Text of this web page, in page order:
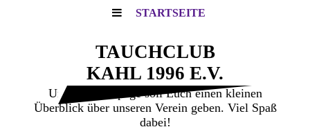
STARTSEITE
TAUCHCLUB
KAHL 1996 E.V.
Unsere Homepage soll Euch einen kleinen
Überblick über unseren Verein geben. Viel Spaß
dabei!